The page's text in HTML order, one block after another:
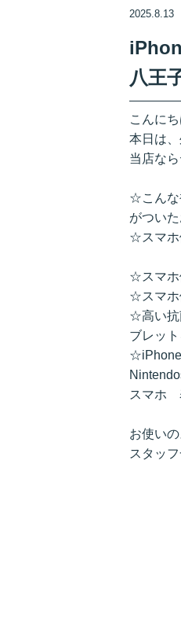
2025.8.13
八王
こんに
本日は
当店な
☆こんな
がつい
☆スマホ
☆スマホ
☆スマホ
☆高い抗
ブレット
スマホ
お使い
スタッ